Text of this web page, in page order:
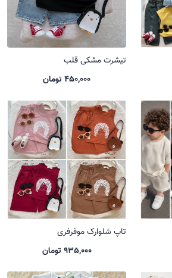
تیشرت مشکی قلب
450,000 تومان
تاپ شلوارک موفرفری
935,000 تومان